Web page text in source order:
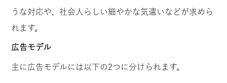
うな対応や、社会人らしい細やかな気遣いなどが求めら
れます。
広告モデル
主に広告モデルには以下の2つに分けられます。